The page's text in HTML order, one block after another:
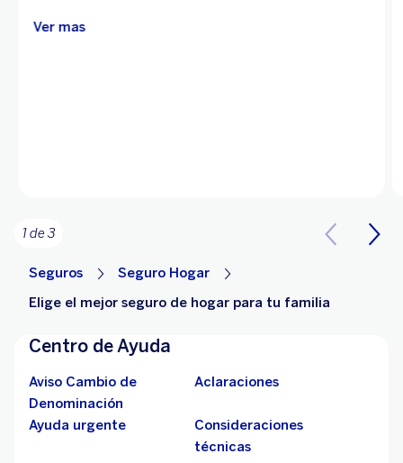
Ver mas
1 de 3
Seguros
Seguro Hogar
Elige el mejor seguro de hogar para tu familia
Centro de Ayuda
Aviso Cambio de
Denominación
Aclaraciones
Ayuda urgente
Consideraciones
técnicas